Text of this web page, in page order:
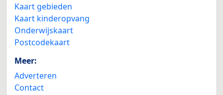
Kaart gebieden
Kaart kinderopvang
Onderwijskaart
Postcodekaart
Meer:
Adverteren
Contact